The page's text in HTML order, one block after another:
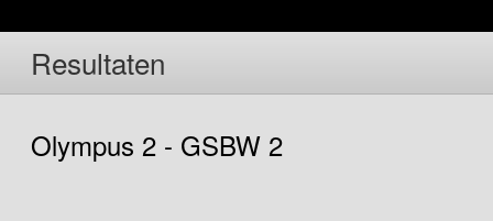
Resultaten
Olympus 2 - GSBW 2